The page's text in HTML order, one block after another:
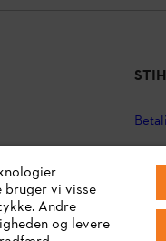
bruger vi visse
Andre
og levere